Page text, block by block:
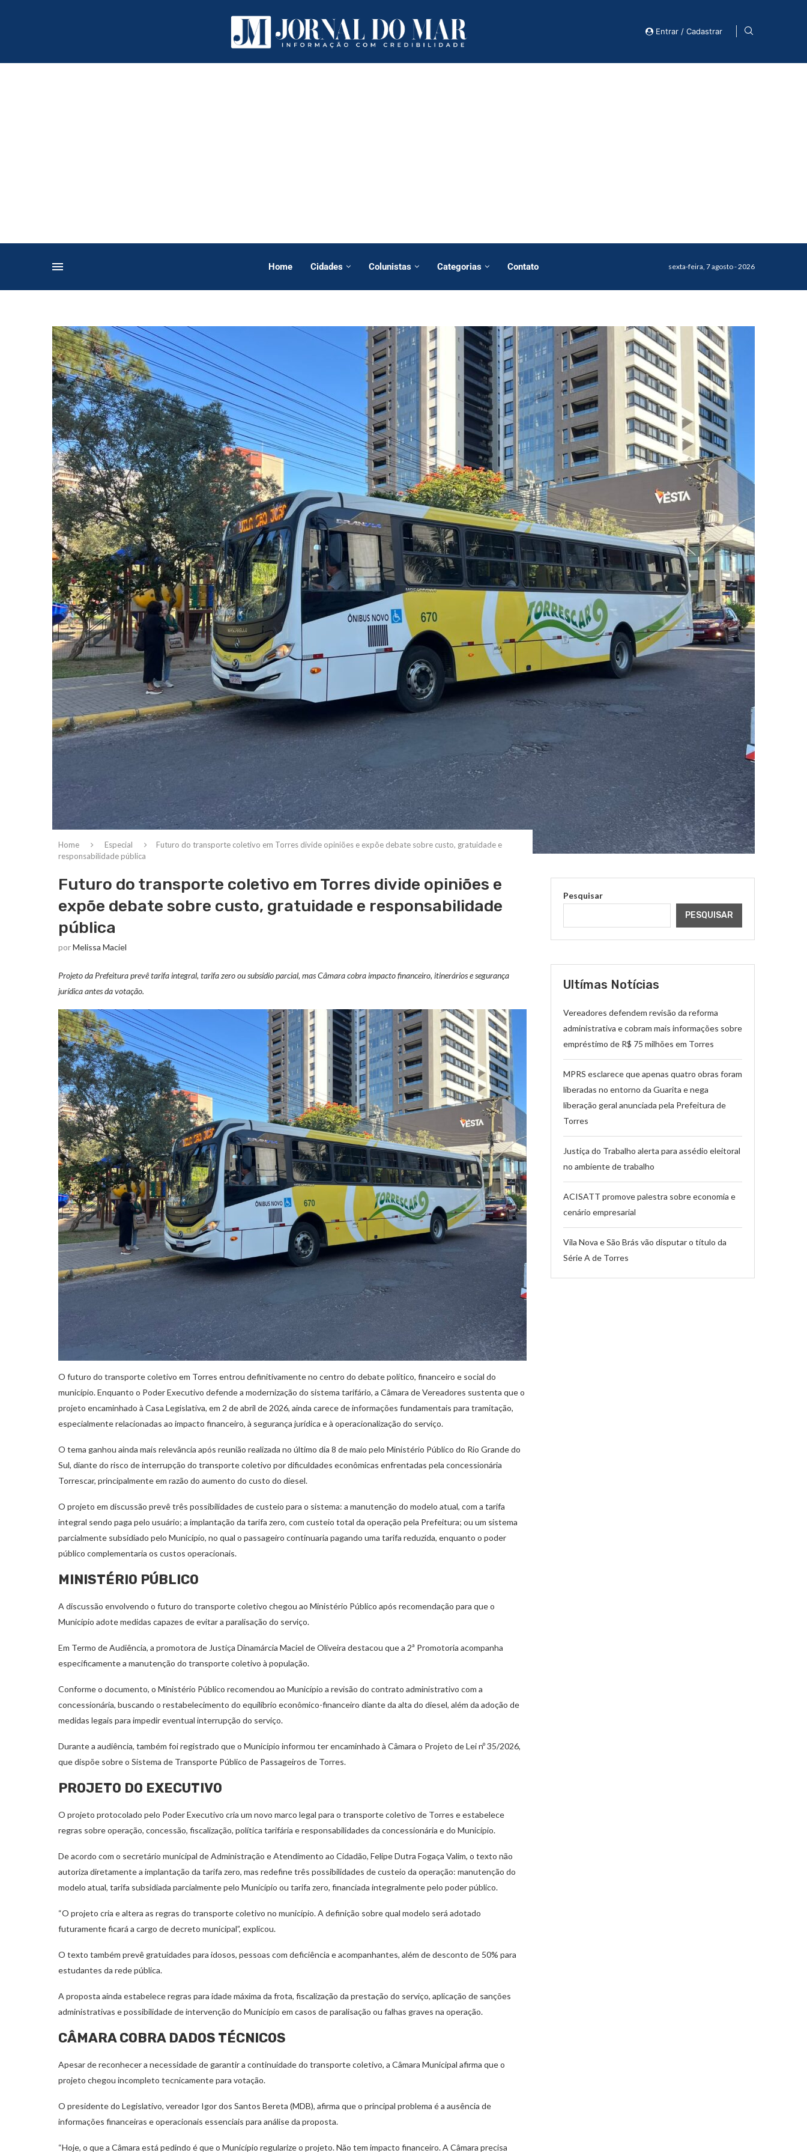
Entrar / Cadastrar
Home Cidades Colunistas Categorias Contato sexta-feira, 7 agosto - 2026
Home Especial
Futuro do transporte coletivo em Torres divide opiniões e expõe debate sobre custo, gratuidade e
responsabilidade pública
Futuro do transporte coletivo em Torres divide opiniões e
expõe debate sobre custo, gratuidade e responsabilidade
pública
porMelissa Maciel
Projeto da Prefeitura prevê tarifa integral, tarifa zero ou subsídio parcial, mas Câmara cobra impacto financeiro, itinerários e segurança
jurídica antes da votação.
O futuro do transporte coletivo em Torres entrou definitivamente no centro do debate político, financeiro e social do
município. Enquanto o Poder Executivo defende a modernização do sistema tarifário, a Câmara de Vereadores sustenta que o
projeto encaminhado à Casa Legislativa, em 2 de abril de 2026, ainda carece de informações fundamentais para tramitação,
especialmente relacionadas ao impacto financeiro, à segurança jurídica e à operacionalização do serviço.
O tema ganhou ainda mais relevância após reunião realizada no último dia 8 de maio pelo Ministério Público do Rio Grande do
Sul, diante do risco de interrupção do transporte coletivo por dificuldades econômicas enfrentadas pela concessionária
Torrescar, principalmente em razão do aumento do custo do diesel.
O projeto em discussão prevê três possibilidades de custeio para o sistema: a manutenção do modelo atual, com a tarifa
integral sendo paga pelo usuário; a implantação da tarifa zero, com custeio total da operação pela Prefeitura; ou um sistema
parcialmente subsidiado pelo Município, no qual o passageiro continuaria pagando uma tarifa reduzida, enquanto o poder
público complementaria os custos operacionais.
MINISTÉRIO PÚBLICO
A discussão envolvendo o futuro do transporte coletivo chegou ao Ministério Público após recomendação para que o
Município adote medidas capazes de evitar a paralisação do serviço.
Em Termo de Audiência, a promotora de Justiça Dinamárcia Maciel de Oliveira destacou que a 2ª Promotoria acompanha
especificamente a manutenção do transporte coletivo à população.
Conforme o documento, o Ministério Público recomendou ao Município a revisão do contrato administrativo com a
concessionária, buscando o restabelecimento do equilíbrio econômico-financeiro diante da alta do diesel, além da adoção de
medidas legais para impedir eventual interrupção do serviço.
Durante a audiência, também foi registrado que o Município informou ter encaminhado à Câmara o Projeto de Lei nº 35/2026,
que dispõe sobre o Sistema de Transporte Público de Passageiros de Torres.
PROJETO DO EXECUTIVO
O projeto protocolado pelo Poder Executivo cria um novo marco legal para o transporte coletivo de Torres e estabelece
regras sobre operação, concessão, fiscalização, política tarifária e responsabilidades da concessionária e do Município.
De acordo com o secretário municipal de Administração e Atendimento ao Cidadão, Felipe Dutra Fogaça Valim, o texto não
autoriza diretamente a implantação da tarifa zero, mas redefine três possibilidades de custeio da operação: manutenção do
modelo atual, tarifa subsidiada parcialmente pelo Município ou tarifa zero, financiada integralmente pelo poder público.
“O projeto cria e altera as regras do transporte coletivo no município. A definição sobre qual modelo será adotado
futuramente ficará a cargo de decreto municipal”, explicou.
O texto também prevê gratuidades para idosos, pessoas com deficiência e acompanhantes, além de desconto de 50% para
estudantes da rede pública.
A proposta ainda estabelece regras para idade máxima da frota, fiscalização da prestação do serviço, aplicação de sanções
administrativas e possibilidade de intervenção do Município em casos de paralisação ou falhas graves na operação.
CÂMARA COBRA DADOS TÉCNICOS
Apesar de reconhecer a necessidade de garantir a continuidade do transporte coletivo, a Câmara Municipal afirma que o
projeto chegou incompleto tecnicamente para votação.
O presidente do Legislativo, vereador Igor dos Santos Bereta (MDB), afirma que o principal problema é a ausência de
informações financeiras e operacionais essenciais para análise da proposta.
“Hoje, o que a Câmara está pedindo é que o Município regularize o projeto. Não tem impacto financeiro. A Câmara precisa
Pesquisar
PESQUISAR
Ultímas Notícias
Vereadores defendem revisão da reforma
administrativa e cobram mais informações sobre
empréstimo de R$ 75 milhões em Torres
MPRS esclarece que apenas quatro obras foram
liberadas no entorno da Guarita e nega
liberação geral anunciada pela Prefeitura de
Torres
Justiça do Trabalho alerta para assédio eleitoral
no ambiente de trabalho
ACISATT promove palestra sobre economia e
cenário empresarial
Vila Nova e São Brás vão disputar o título da
Série A de Torres